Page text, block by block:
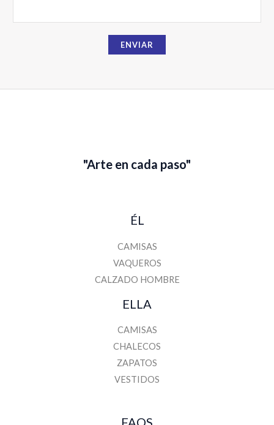
m
b
r
ENVIAR
"Arte en cada paso"
ÉL
CAMISAS
VAQUEROS
CALZADO HOMBRE
ELLA
CAMISAS
CHALECOS
ZAPATOS
VESTIDOS
FAQS